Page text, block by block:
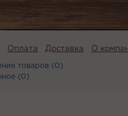
Оплата Доставка О
товаров (0)
(0)